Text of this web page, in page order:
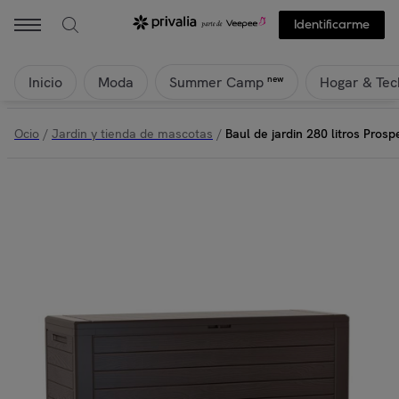
Identificarme
Inicio Moda Summer Camp new Hogar &
Ocio / Jardin y tienda de mascotas / Baul de jardin 280 litros